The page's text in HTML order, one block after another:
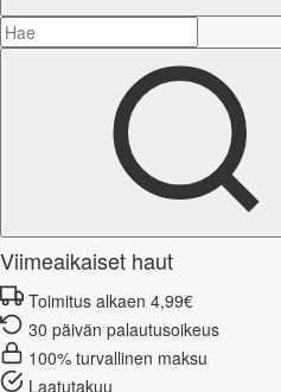
Viimeaikaiset haut
Toimitus alkaen 4,99€
30 päivän palautusoikeus
100% turvallinen maksu
Laatutakuu